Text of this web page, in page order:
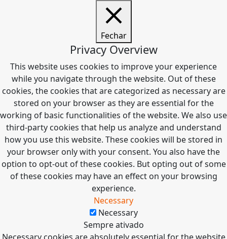
Fechar
Privacy Overview
This website uses cookies to improve your experience
while you navigate through the website. Out of these
cookies, the cookies that are categorized as necessary are
stored on your browser as they are essential for the
working of basic functionalities of the website. We also use
third-party cookies that help us analyze and understand
how you use this website. These cookies will be stored in
your browser only with your consent. You also have the
option to opt-out of these cookies. But opting out of some
of these cookies may have an effect on your browsing
experience.
Necessary
Necessary
Sempre ativado